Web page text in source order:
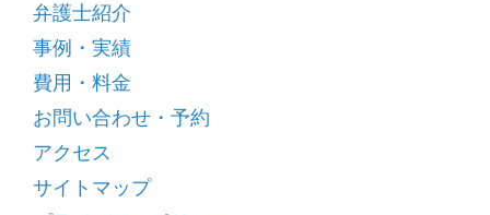
弁護士紹介
事例・実績
費用・料金
お問い合わせ・予約
アクセス
サイトマップ